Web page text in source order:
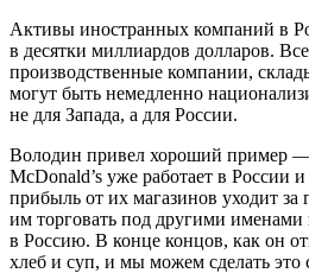
Активы иностранных компаний в
в десятки миллиардов долларов.
производственные компании,
могут быть немедленно
не для Запада, а для России.
Володин привел хороший пример —
McDonald’s уже работает в России
прибыль от их магазинов уходит
им торговать под другими
в Россию. В конце концов, как он
хлеб и суп, и мы можем сделать это